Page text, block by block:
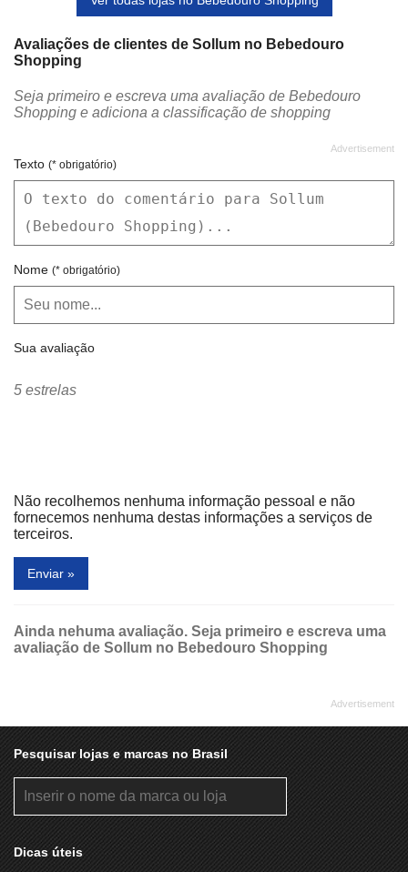
Avaliações de clientes de Sollum no Bebedouro
Shopping
Seja primeiro e escreva uma avaliação de Bebedouro
Shopping e adiciona a classificação de shopping
Texto (* obrigatório)
Nome (* obrigatório)
Sua avaliação
5 estrelas
Não recolhemos nenhuma informação pessoal e não
fornecemos nenhuma destas informações a serviços de
terceiros.
Enviar »
Ainda nehuma avaliação. Seja primeiro e escreva uma
avaliação de Sollum no Bebedouro Shopping
Pesquisar lojas e marcas no Brasil
Dicas úteis